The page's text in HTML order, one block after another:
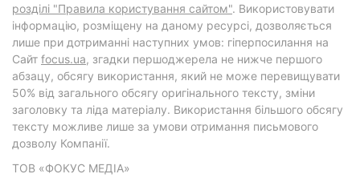
розділі "Правила користування сайтом". Використовувати
інформацію, розміщену на даному ресурсі, дозволяється
лише при дотриманні наступних умов: гіперпосилання на
Cайт focus.ua, згадки першоджерела не нижче першого
абзацу, обсягу використання, який не може перевищувати
50% від загального обсягу оригінального тексту, зміни
заголовку та ліда матеріалу. Використання більшого обсягу
тексту можливе лише за умови отримання письмового
дозволу Компанії.
ТОВ «ФОКУС МЕДІА»